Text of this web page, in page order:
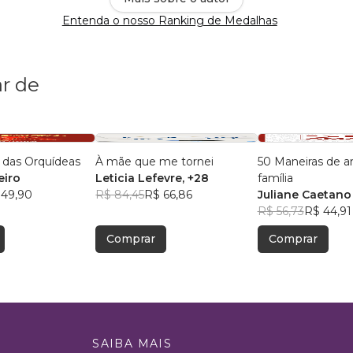
Entenda o nosso Ranking de Medalhas
de
Orquídeas
À mãe que me tornei
Leticia Lefevre, +28
R$ 84,45R$ 66,86
Comprar
50 Maneiras de
família
Juliane Caetano
R$ 56,73R$ 44,91
Comprar
SAIBA MAIS